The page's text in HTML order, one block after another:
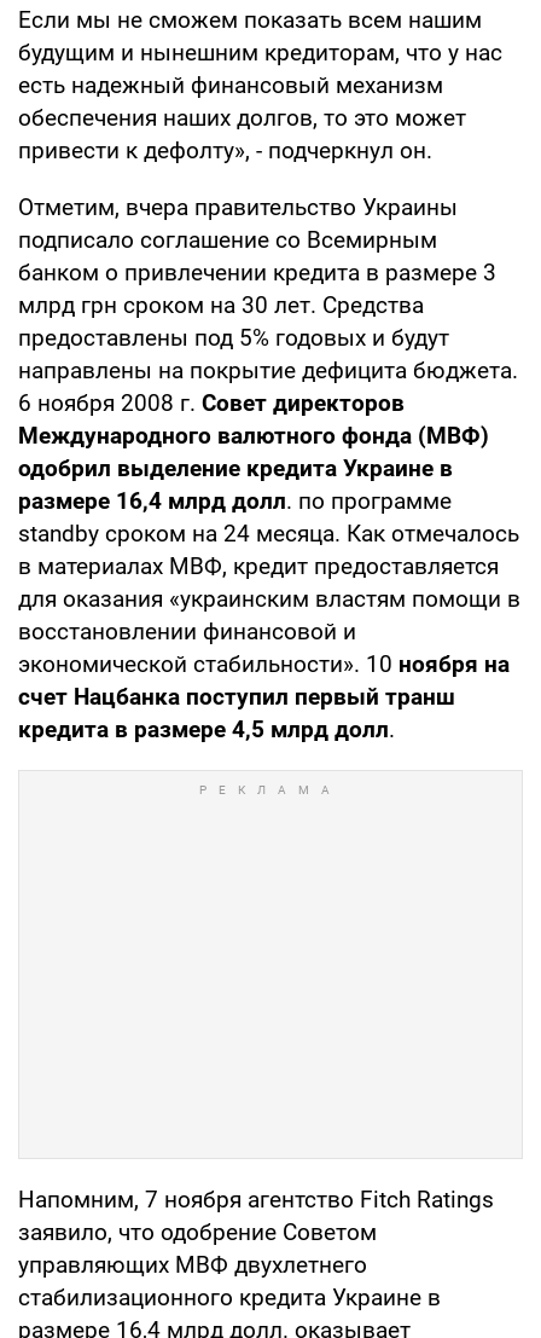
Если мы не сможем показать всем нашим
будущим и нынешним кредиторам, что у нас
есть надежный финансовый механизм
обеспечения наших долгов, то это может
привести к дефолту», - подчеркнул он.
Отметим, вчера правительство Украины
подписало соглашение со Всемирным
банком о привлечении кредита в размере 3
млрд грн сроком на 30 лет. Средства
предоставлены под 5% годовых и будут
направлены на покрытие дефицита бюджета.
6 ноября 2008 г. Совет директоров
Международного валютного фонда (МВФ)
одобрил выделение кредита Украине в
размере 16,4 млрд долл. по программе
standby сроком на 24 месяца. Как отмечалось
в материалах МВФ, кредит предоставляется
для оказания «украинским властям помощи в
восстановлении финансовой и
экономической стабильности». 10 ноября на
счет Нацбанка поступил первый транш
кредита в размере 4,5 млрд долл.
Напомним, 7 ноября агентство Fitch Ratings
заявило, что одобрение Советом
управляющих МВФ двухлетнего
стабилизационного кредита Украине в
размере 16,4 млрд долл. оказывает